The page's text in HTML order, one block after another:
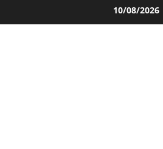
al
10/08/2026